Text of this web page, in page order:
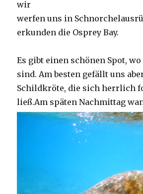
wir
werfen uns in
erkunden die Osprey Bay.
Es gibt einen schönen Spot,
sind. Am besten gefällt uns
Schildkröte, die sich herrlich
ließ.Am späten Nachmittag